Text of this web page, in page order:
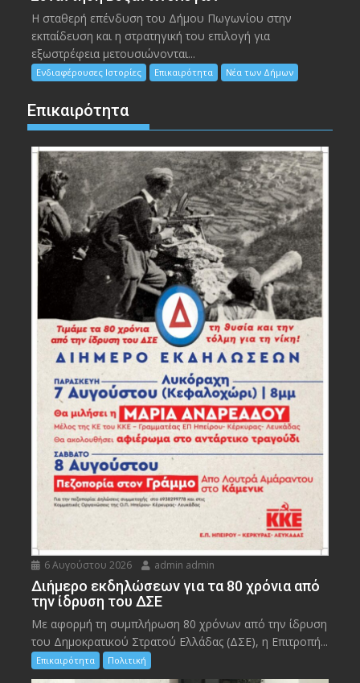
Η σταθερή επένδυση του Δήμου Πωγωνίου στην
εκπαίδευση και η στρατηγική του επιλογή για
εξωστρέφεια μετουσιώνονται...
Ενδιαφέρουσες Ιστορίες Επικαιρότητα Νέα των Δήμων
Επικαιρότητα
6 Αυγούστου 2026 admin admin
Διήμερο εκδηλώσεων για τα 80 χρόνια από
την ίδρυση του ΔΣΕ
Με αφορμή τη συμπλήρωση 80 χρόνων από την ίδρυση
του Δημοκρατικού Στρατού Ελλάδας (ΔΣΕ), η Επιτροπή...
Επικαιρότητα Πολιτική